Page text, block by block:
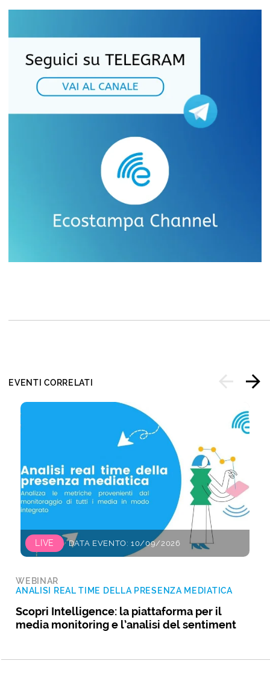
EVENTI CORRELATI
LIVE DATA EVENTO: 10/09/2026
WEBINAR
ANALISI REAL TIME DELLA PRESENZA MEDIATICA
Scopri Intelligence: la piattaforma per il
media monitoring e l’analisi del sentiment